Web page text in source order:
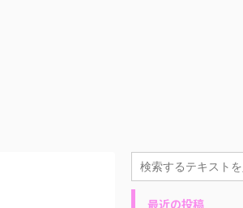
最近の投稿